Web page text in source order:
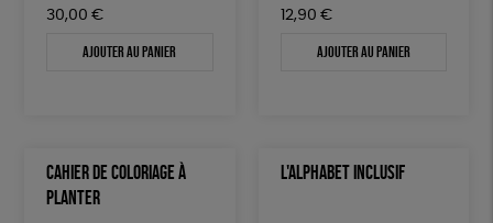
30,00 €
Ajouter au panier
12,90 €
Ajouter au panier
CAHIER DE COLORIAGE À
PLANTER
L'ALPHABET INCLUSIF